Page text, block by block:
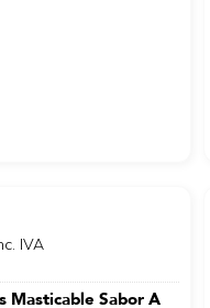
IVA
Masticable Sabor A